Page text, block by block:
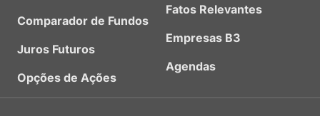
Comparador de Fundos
Juros Futuros
Opções de Ações
Fatos Relevantes
Empresas B3
Agendas